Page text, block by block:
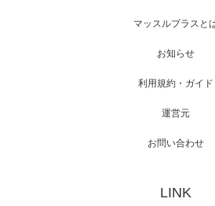
映画「メカバース」
【TV】NHK BS「
マッスルプラスと
お知らせ
利用規約・ガイド
運営元
お問い合わせ
LINK